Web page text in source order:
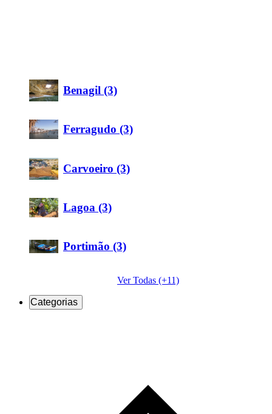
Benagil (3)
Ferragudo (3)
Carvoeiro (3)
Lagoa (3)
Portimão (3)
Ver Todas (+11)
Categorias